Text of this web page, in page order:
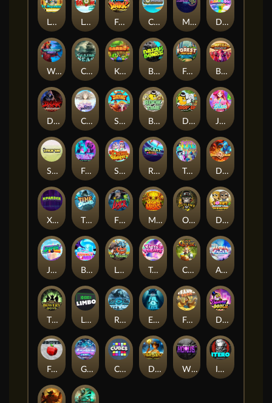
Le Pharaoh Let It Snow Fear the Dark Cash Compass Miami Multiplier Double Rainbow
Warrior Ways Cursed Seas King Carrot Break Bones Forest Fortune Buffalo Stack'n'Sync
Dark Summoning Cloud Princess Shaolin Master Book of Time Drop'em Jelly Slice
Stick'em Feel The Beat Snow Slingers Rocket Reels Twisted Lab Dragon’s Domain
Xpander Time Spinners Fire My Laser Mighty Masks Outlasw Inc Donut Division
Joker Bombs BOUNCY BOMBS Le Viking Tasty Treats Cash Quest Alpha Eagle
The Bowery Boys Limbo Rise of Ymir Evil Eyes Frank's Farm DONNY DOUGH
Frutz Gronk's Gems Cubes Dawn of Kings Wings of Horus ITERO